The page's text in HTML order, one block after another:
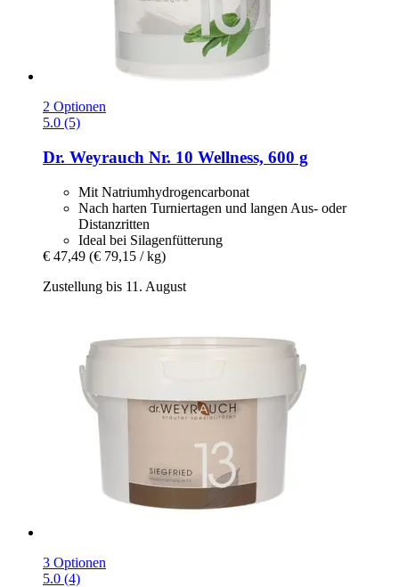
2 Optionen
5.0 (5)
Dr. Weyrauch Nr. 10 Wellness, 600 g
Mit Natriumhydrogencarbonat
Nach harten Turniertagen und langen Aus- oder
Distanzritten
Ideal bei Silagenfütterung
€ 47,49 (€ 79,15 / kg)
Zustellung bis 11. August
3 Optionen
5.0 (4)